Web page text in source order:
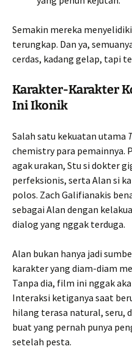
Semakin mereka
terungkap. Dan ya,
cerdas, kadang gelap, tapi
Karakter-Karakter
Ini Ikonik
Salah satu kekuatan utama
chemistry para pemainnya.
agak urakan, Stu si dokter
perfeksionis, serta Alan si
polos. Zach Galifianakis
sebagai Alan dengan
dialog yang nggak terduga.
Alan bukan hanya jadi
karakter yang diam-diam
Tanpa dia, film ini nggak
Interaksi ketiganya saat
hilang terasa natural, seru,
buat yang pernah punya
setelah pesta.